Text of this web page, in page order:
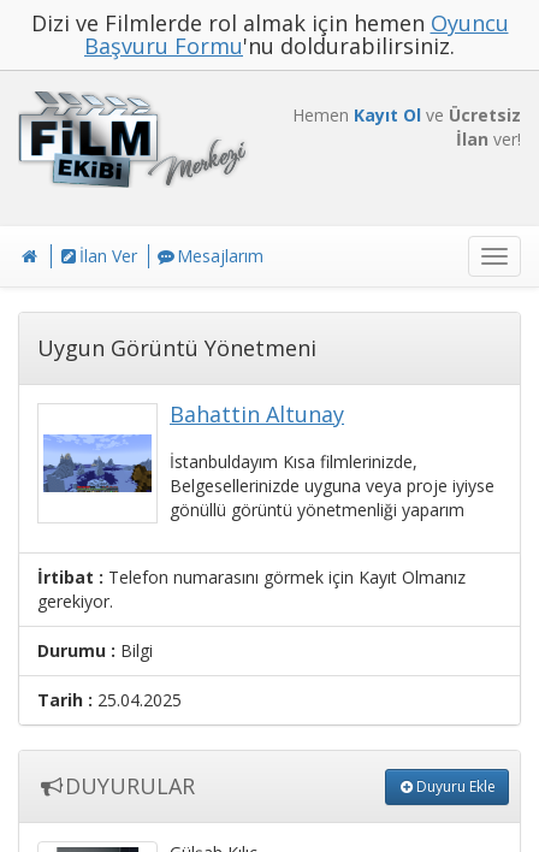
Dizi ve Filmlerde rol almak için hemen Oyuncu
Başvuru Formu'nu doldurabilirsiniz.
Hemen Kayıt Ol ve Ücretsiz
İlan ver!
İlan Ver Mesajlarım
Uygun Görüntü Yönetmeni
Bahattin Altunay
İstanbuldayım Kısa filmlerinizde,
Belgesellerinizde uyguna veya proje iyiyse
gönüllü görüntü yönetmenliği yaparım
İrtibat : Telefon numarasını görmek için Kayıt Olmanız
gerekiyor.
Durumu : Bilgi
Tarih : 25.04.2025
DUYURULAR Duyuru Ekle